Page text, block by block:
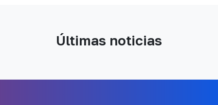
Últimas noticias